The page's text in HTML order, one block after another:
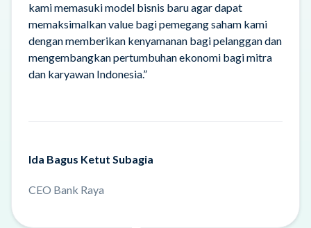
kami memasuki model bisnis baru agar dapat
memaksimalkan value bagi pemegang saham kami
dengan memberikan kenyamanan bagi pelanggan dan
mengembangkan pertumbuhan ekonomi bagi mitra
dan karyawan Indonesia.”
Ida Bagus Ketut Subagia
CEO Bank Raya